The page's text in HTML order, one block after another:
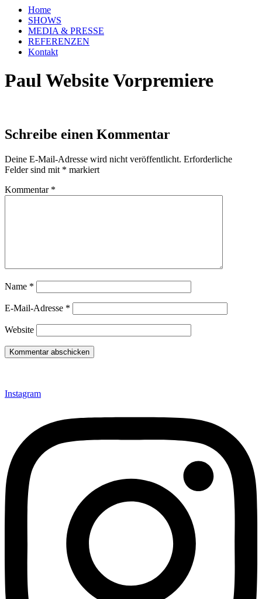
Home
SHOWS
MEDIA & PRESSE
REFERENZEN
Kontakt
Paul Website Vorpremiere
Schreibe einen Kommentar
Deine E-Mail-Adresse wird nicht veröffentlicht. Erforderliche
Felder sind mit * markiert
Kommentar *
Name *
E-Mail-Adresse *
Website
Instagram